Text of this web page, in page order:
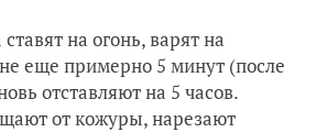
на огонь, варят на
еще примерно 5 минут (после
отставляют на 5 часов.
от кожуры, нарезают